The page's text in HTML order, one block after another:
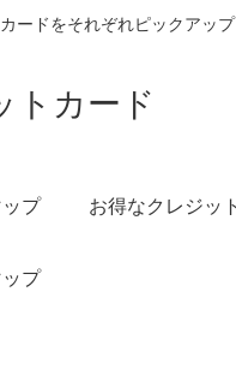
ードをそれぞれピックアップ
トカード
プ
プ